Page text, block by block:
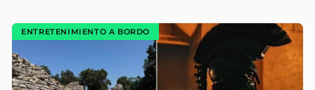
ENTRETENIMIENTO A BORDO